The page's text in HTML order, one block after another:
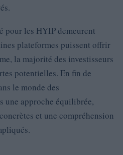
pour les HYIP demeurent
plateformes puissent offrir
la majorité des investisseurs
potentielles. En fin de
le monde des
une approche équilibrée,
et une compréhension